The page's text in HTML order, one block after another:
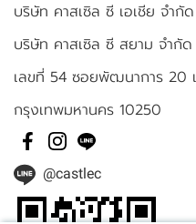
บริษัท คาสเซิล ซี เอเชีย จำกัด
บริษัท คาสเซิล ซี สยาม จำกัด
เลขที่ 54 ซอยพัฒนาการ 20
กรุงเทพมหานคร 10250
@castlec